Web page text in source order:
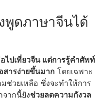
พูดภาษาจีนได้
ไปเที่ยวจีน แต่การรู้คำศัพท์
สารง่ายขึ้นมาก โดยเฉพาะ
ช่วยเหลือ ซึ่งจะทำให้การ
ากนี้ยังช่วยลดความกังวล